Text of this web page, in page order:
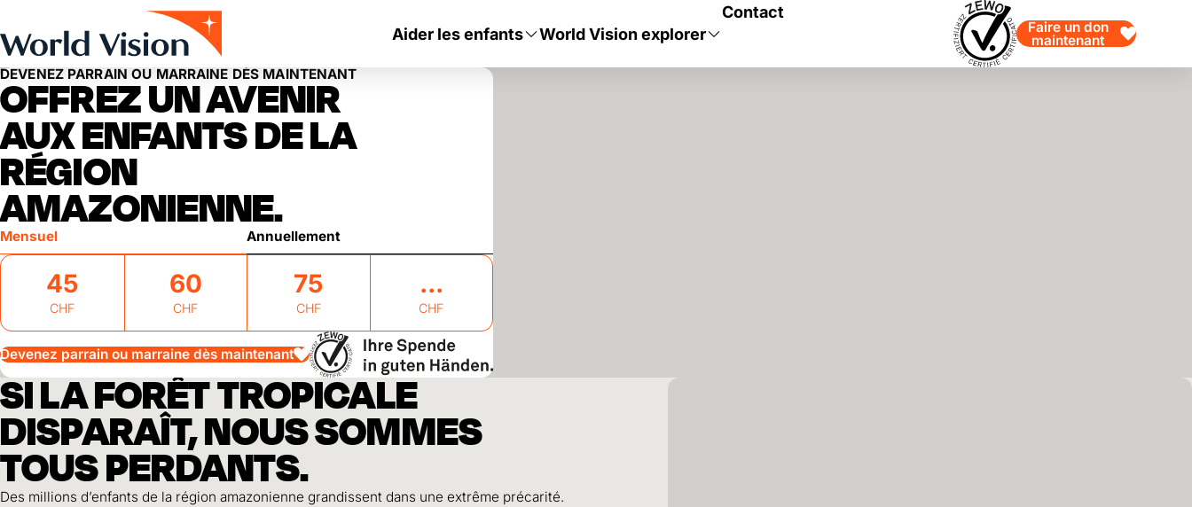
Aider les enfants World Vision explorer
Contact
Faire un don
maintenant
DEVENEZ PARRAIN OU MARRAINE DÈS MAINTENANT
OFFREZ UN AVENIR
AUX ENFANTS DE LA
RÉGION
AMAZONIENNE.
Mensuel Annuellement
45
CHF
60
CHF
75
CHF CHF
Devenez parrain ou marraine dès maintenant
SI LA FORÊT TROPICALE
DISPARAÎT, NOUS SOMMES
TOUS PERDANTS.
Des millions d’enfants de la région amazonienne grandissent dans une extrême précarité.